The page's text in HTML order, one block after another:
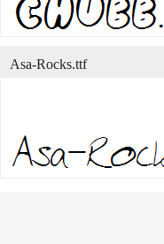
Asa-Rocks.ttf